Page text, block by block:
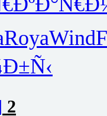
RoyaWind
2